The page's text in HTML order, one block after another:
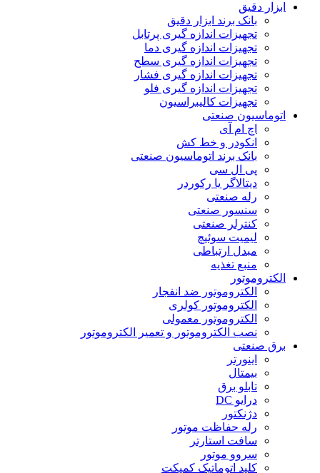
ابزار دقیق
بانک برند ابزار دقیق
تجهیزات اندازه گیری پرتابل
تجهیزات اندازه گیری دما
تجهیزات اندازه گیری سطح
تجهیزات اندازه گیری فشار
تجهیزات اندازه گیری فلو
تجهیزات کالیبراسیون
اتوماسیون صنعتی
اچ ام آی
انکودر و خط کش
بانک برند اتوماسیون صنعتی
پی ال سی
دیتالاگر یا رکوردر
رله صنعتی
سنسور صنعتی
کنترلر صنعتی
لیمیت سوئیچ
مبدل ارتباطی
منبع تغذیه
الکتروموتور
الکتروموتور ضد انفجار
الکتروموتور کولری
الکتروموتور معمولی
نصب الکتروموتور و تعمیر الکتروموتور
برق صنعتی
اینورتر
بیمتال
تابلو برق
درایو DC
دژنکتور
رله حفاظت موتور
سافت استارتر
سروو موتور
کلید اتوماتیک کمپکت